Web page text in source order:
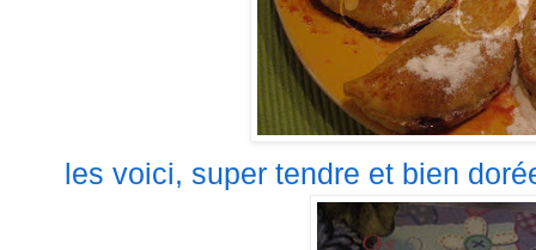
les voici, super tendre et bien